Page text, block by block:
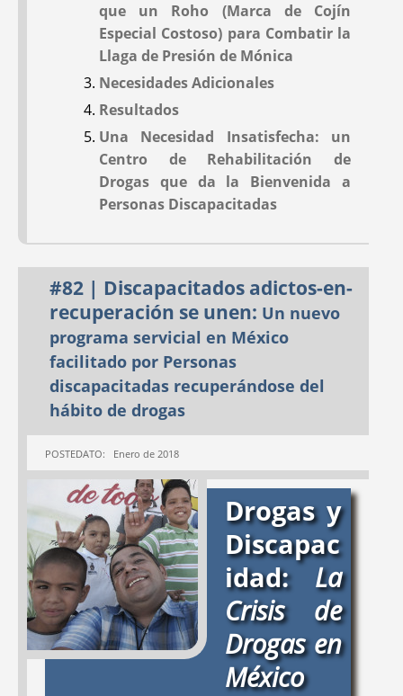
FROM TREES OF
BLOOD TO TRAFFIC
OF DRUGS: An
Important Update on
Violence and Drug
Trafficking in Mexico
LUPE THE WILDCAT:
a PROJIMO
Rehabilitation Story;
Hesperian Wins WHO
Announcing a New
Book: Disabled Village
Children
Jul 1985
#16
STORIES FROM
PROJIMO:
Bruce's
Experience with Mari
and Updates from
PROJIMO; News from
Project Piaxtla and
Hesperian Foundation
Nov 1983
#15
OF PROJIMO: the
Team Helps Teresa
Smile; Piaxtla Versus
the Government
Health Center; and
Where There Is No
Doctor Now Part of
Mexican Health
Ministry Efforts
que un Roho (Marca de Cojín
Especial Costoso) para Combatir la
Llaga de Presión de Mónica
Necesidades Adicionales
Resultados
Una Necesidad Insatisfecha: un
Centro de Rehabilitación de
Drogas que da la Bienvenida a
Personas Discapacitadas
#82 | Discapacitados adictos-en-
recuperación se unen: Un nuevo
programa servicial en México
facilitado por Personas
discapacitadas recuperándose del
hábito de drogas
POSTEDATO: Enero de 2018
Drogas y
Discapac
idad:
La
Crisis de
Drogas en
México